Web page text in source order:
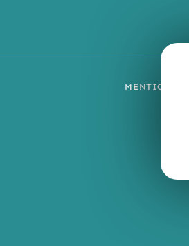
MENTIONS